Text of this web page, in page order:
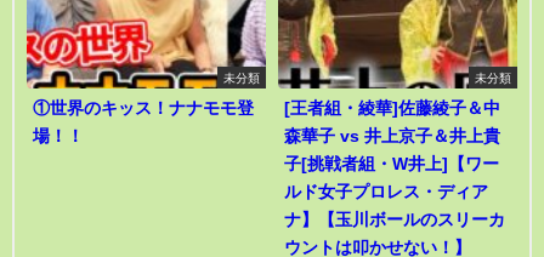
未分類
①世界のキッス！ナナモモ登
場！！
未分類
[王者組・綾華]佐藤綾子＆中
森華子 vs 井上京子＆井上貴
子[挑戦者組・W井上]【ワー
ルド女子プロレス・ディア
ナ】【玉川ボールのスリーカ
ウントは叩かせない！】